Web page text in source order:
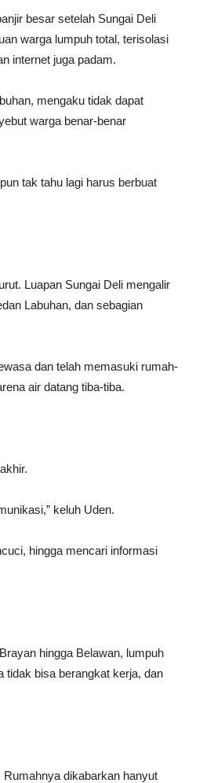
besar setelah Sungai Deli
warga lumpuh total, terisolasi
internet juga padam.
mengaku tidak dapat
warga benar-benar
tak tahu lagi harus berbuat
Luapan Sungai Deli mengalir
Labuhan, dan sebagian
dan telah memasuki rumah-
air datang tiba-tiba.
keluh Uden.
hingga mencari informasi
hingga Belawan, lumpuh
tidak bisa berangkat kerja, dan
dikabarkan hanyut